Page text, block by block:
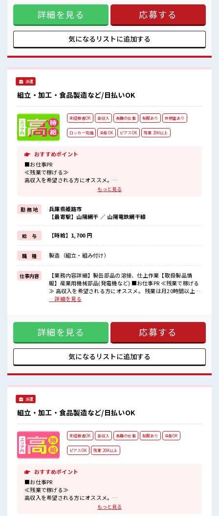
ことにチャレンジするのは不安だけど、 しっかり働く環境が
整っています！ イチからスキルUP・ステップUP目指してい
きましょう！ ≪収入アップを目指せる≫ 高時給だらけの派遣
のお仕事です！ ■職場の雰囲気 仕事の合間の息抜きは休憩室
で♪ ロッカーあり！ 安心してお仕事に集中♪ 残業はほとんど
なし！ プライベートも謳歌できる☆
詳細を見る 応募する
気になるリストに追加する
派遣
組立・加工・食品製造など/日払いOK
未経験者OK 高収入 長期の仕事 制服あり 休憩室あり
ロッカー完備 染髪OK ピアスOK 残業 20H以上
おすすめポイント
■お仕事PR
≪残業で稼げる≫
高収入を希望される方にオススメ。
残業は月20時間以上あります♪
明るすぎたり奇抜でなければ基本的に自由！
(規定有)≪ラクラク制服アリ≫
制服があるので、
毎日の服装の悩み解消♪
≪初めての仕事だけど自分にもできそう≫
新しいことにチャレンジするのは不安だけど、
しっかり働く環境が整っています！
イチからスキルUP・ステップUP目指していきましょう！
≪収入アップを目指せる≫
高時給だらけの派遣のお仕事です！
■職場の雰囲気
明るすぎたり奇抜過ぎなければヘアカラーOK！
ロッカーあり！
安心してお仕事に集中♪
もっと見る
勤 務 地
兵庫県姫路市
【最寄駅】山陽網干 ／ 山陽電鉄網干線
給 与 【時給】1,700 円
職 種 製造（組立・組み付け）
仕事内容
【業務内容詳細】製缶部品の溶接、仕上作業【取扱製品情
報】産業用機械部品(発電機など) ■お仕事PR ≪残業で稼げる
≫ 高収入を希望される方にオススメ。 残業は月20時間以上あ
ります♪ ≪ヘアカラーOKで自由な雰囲気の職場≫ 明るすぎ
仕事だけど自分にもできそう≫ 新しいことにチャレンジする
のは不安だけど、 しっかり働く環境が整っています！ イチか
らスキルUP・ステップUP目指していきましょう！ ≪収入ア
ップを目指せる≫ 高時給だらけの派遣のお仕事です！ ■職場
の雰囲気 明るすぎたり奇抜過ぎなければヘアカラーOK！ し
っかり休める休憩室あり！ オンオフの切替もできちゃう！ ロ
…詳細を見る
詳細を見る 応募する
気になるリストに追加する
派遣
組立・加工・食品製造など/日払いOK
未経験者OK 高収入 長期の仕事 制服あり 染髪OK
ピアスOK 残業 20H以上
おすすめポイント
■お仕事PR
≪残業で稼げる≫
高収入を希望される方にオススメ。
残業は月20時間以上あります♪もっと見る